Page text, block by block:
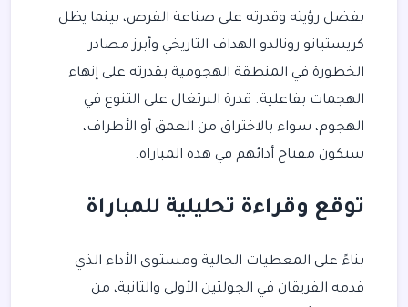
بفضل رؤيته وقدرته على صناعة الفرص، بينما يظل
كريستيانو رونالدو الهداف التاريخي وأبرز مصادر
الخطورة في المنطقة الهجومية بقدرته على إنهاء
الهجمات بفاعلية. قدرة البرتغال على التنوع في
الهجوم، سواء بالاختراق من العمق أو الأطراف،
ستكون مفتاح أدائهم في هذه المباراة.
توقع وقراءة تحليلية للمباراة
بناءً على المعطيات الحالية ومستوى الأداء الذي
قدمه الفريقان في الجولتين الأولى والثانية، من